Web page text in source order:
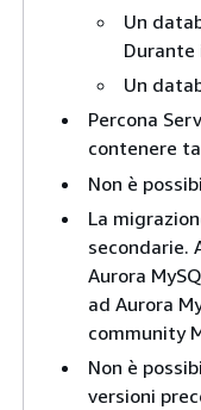
Un
Un
Percona
contenere
Non è
La
secondarie.
Aurora
ad Aurora
community
Non è
versioni